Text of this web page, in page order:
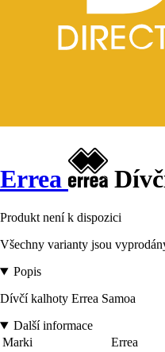
Errea
Produkt není k dispozici
Všechny varianty jsou
Popis
Dívčí kalhoty Errea Samoa
Další informace
Marki
Errea